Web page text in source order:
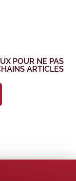
POUR NE PAS
ARTICLES